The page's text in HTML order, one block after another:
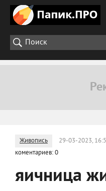
Живопись 29-03-2023,
коментариев: 0
яичница